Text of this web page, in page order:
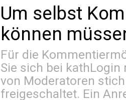
Um selbst
können
Für die
Sie sich bei kathLogin
von Moderatoren
freigeschaltet. Ein